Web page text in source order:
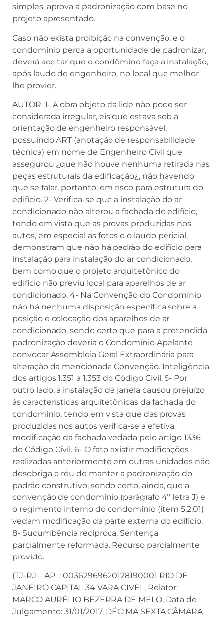
simples, aprova a padronização com base no
projeto apresentado.
Caso não exista proibição na convenção, e o
condomínio perca a oportunidade de padronizar,
deverá aceitar que o condômino faça a instalação,
após laudo de engenheiro, no local que melhor
lhe provier.
AUTOR. 1- A obra objeto da lide não pode ser
considerada irregular, eis que estava sob a
orientação de engenheiro responsável,
possuindo ART (anotação de responsabilidade
técnica) em nome de Engenheiro Civil que
assegurou ¿que não houve nenhuma retirada nas
peças estruturais da edificação¿, não havendo
que se falar, portanto, em risco para estrutura do
edifício. 2- Verifica-se que a instalação do ar
condicionado não alterou a fachada do edifício,
tendo em vista que as provas produzidas nos
autos, em especial as fotos e o laudo pericial,
demonstram que não há padrão do edifício para
instalação para instalação do ar condicionado,
bem como que o projeto arquitetônico do
edifício não previu local para aparelhos de ar
condicionado. 4- Na Convenção do Condomínio
não há nenhuma disposição específica sobre a
posição e colocação dos aparelhos de ar
condicionado, sendo certo que para a pretendida
padronização deveria o Condomínio Apelante
convocar Assembleia Geral Extraordinária para
alteração da mencionada Convenção. Inteligência
dos artigos 1.351 a 1.353 do Código Civil. 5- Por
outro lado, a instalação de janela causou prejuízo
às características arquitetônicas da fachada do
condomínio, tendo em vista que das provas
produzidas nos autos verifica-se a efetiva
modificação da fachada vedada pelo artigo 1336
do Código Civil. 6- O fato existir modificações
realizadas anteriormente em outras unidades não
desobriga o réu de manter a padronização do
padrão construtivo, sendo certo, ainda, que a
convenção de condomínio (parágrafo 4º letra J) e
o regimento interno do condomínio (item 5.2.01)
vedam modificação da parte externa do edifício.
8- Sucumbência recíproca. Sentença
parcialmente reformada. Recurso parcialmente
provido.
(TJ-RJ – APL: 00362969620128190001 RIO DE
JANEIRO CAPITAL 34 VARA CIVEL, Relator:
MARCO AURÉLIO BEZERRA DE MELO, Data de
Julgamento: 31/01/2017, DÉCIMA SEXTA CÂMARA